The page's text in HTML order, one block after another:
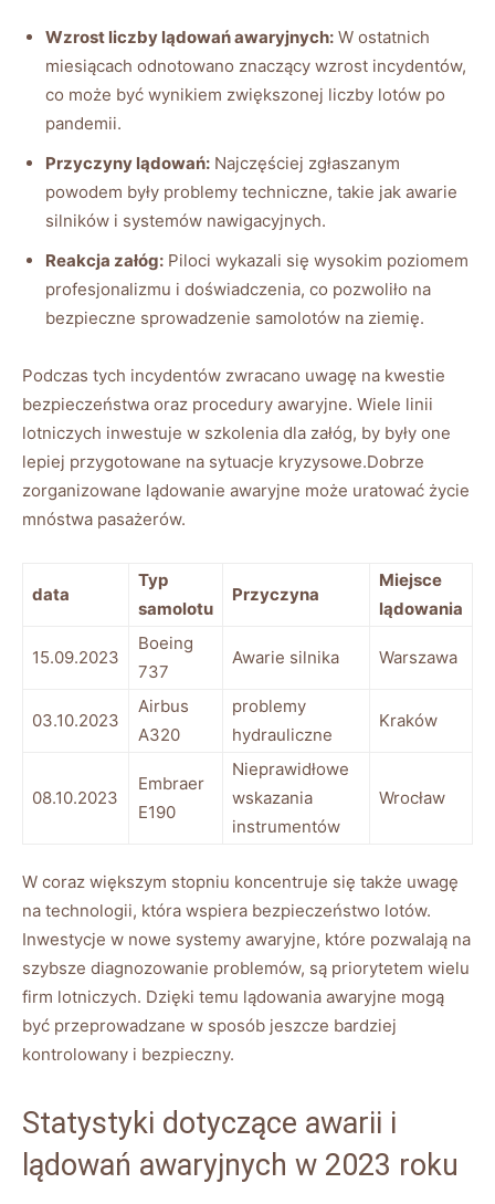
Wzrost liczby lądowań awaryjnych: W ostatnich
miesiącach odnotowano znaczący wzrost‌ incydentów,
co może być wynikiem zwiększonej liczby lotów ‍po
pandemii.
Przyczyny lądowań: Najczęściej zgłaszanym
powodem były problemy ‌techniczne,​ takie jak awarie
⁤silników i ⁣systemów nawigacyjnych.
Reakcja załóg: Piloci⁢ wykazali się wysokim poziomem⁤
profesjonalizmu i doświadczenia, ‌co ​pozwoliło⁣ na
bezpieczne ⁣sprowadzenie⁤ samolotów na‍ ziemię.
Podczas tych incydentów zwracano‌ uwagę na kwestie
bezpieczeństwa oraz procedury⁤ awaryjne. Wiele linii
lotniczych​ inwestuje w szkolenia dla załóg, ‍by były ⁤one
lepiej ⁤przygotowane na​ sytuacje ⁣kryzysowe.Dobrze
zorganizowane lądowanie‍ awaryjne może⁤ uratować życie
mnóstwa‍ pasażerów.
data
Typ
samolotu
Przyczyna
Miejsce⁢
lądowania
15.09.2023
Boeing⁢
737
Awarie silnika Warszawa
03.10.2023
Airbus
A320
problemy
hydrauliczne
Kraków
08.10.2023
Embraer
E190
Nieprawidłowe⁣
wskazania
instrumentów
Wrocław
W ⁣coraz większym⁤ stopniu​ koncentruje się także uwagę
na technologii, która⁤ wspiera bezpieczeństwo‍ lotów.
Inwestycje w nowe⁣ systemy awaryjne, ⁢które‌ pozwalają ‍na
szybsze diagnozowanie problemów, są priorytetem wielu
firm lotniczych. Dzięki temu lądowania awaryjne mogą‍
być⁣ przeprowadzane w sposób jeszcze bardziej​
kontrolowany i bezpieczny.
Statystyki dotyczące awarii i
lądowań ​awaryjnych​ w 2023 roku